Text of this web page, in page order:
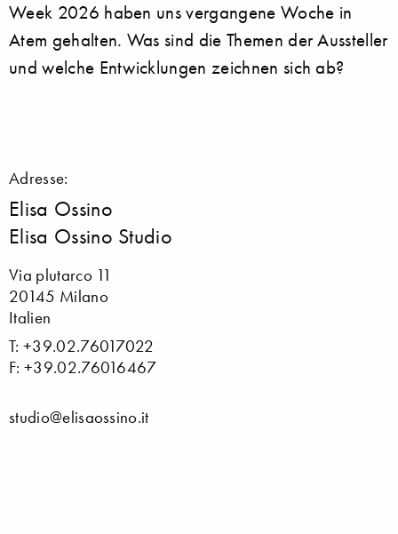
Week 2026 haben uns vergangene Woche in
Atem gehalten. Was sind die Themen der Aussteller
und welche Entwicklungen zeichnen sich ab?
Adresse:
Elisa Ossino
Elisa Ossino Studio
Via plutarco 11
20145 Milano
Italien
T: +39.02.76017022
F: +39.02.76016467
studio@elisaossino.it